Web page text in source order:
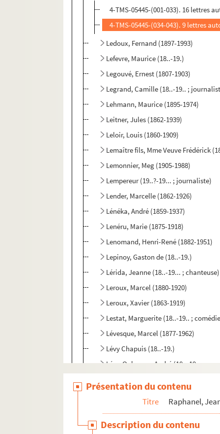
4-TMS-05445-(001-033). 16 lettres
4-TMS-05445-(034-043). 9 lettres
Ledoux, Fernand (1897-1993)
Lefevre, Maurice (18..-19.)
Legouvé, Ernest (1807-1903)
Legrand, Camille (18..-19.. ;
Lehmann, Maurice (1895-1974)
Leitner, Jules (1862-1939)
Leloir, Louis (1860-1909)
Lemaître fils, Mme Veuve Frédérick
Lemonnier, Meg (1905-1988)
Lempereur (19..?-19... ; journaliste)
Lender, Marcelle (1862-1926)
Lénéka, André (1859-1937)
Lenéru, Marie (1875-1918)
Lenomand, Henri-René (1882-1951)
Lepinoy, Gaston de (18..-19.)
Lérida, Jeanne (18..-19... ; chanteuse)
Leroux, Marcel (1880-1920)
Leroux, Xavier (1863-1919)
Lestat, Marguerite (18..-19.. ;
Lévesque, Marcel (1877-1962)
Lévy Chapuis (18..-19.)
Lévy-Oulmann, André (18..-19.. ;
Liézer, Marcelle (18..-19.)
Présentation du contenu
Titre Raphanel,
Description du contenu